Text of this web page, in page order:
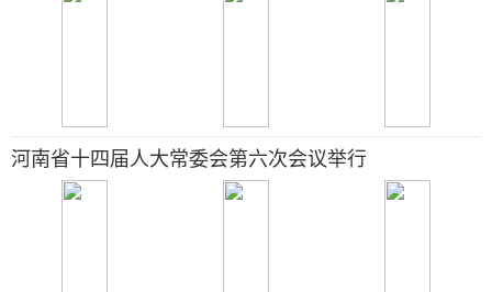
河南省十四届人大常委会第六次会议举行